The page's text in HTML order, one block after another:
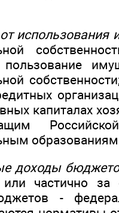
использования
капиталах
доходы
или частично
-